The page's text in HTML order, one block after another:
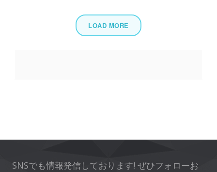
LOAD MORE
SNSでも情報発信しております! ぜひフォローお